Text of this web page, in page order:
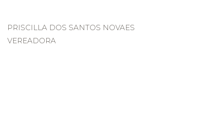
PRISCILLA DOS SANTOS NOVAES
VEREADORA